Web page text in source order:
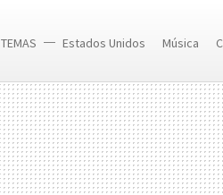
TEMAS Estados Unidos Música